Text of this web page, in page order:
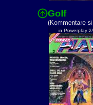
Golf
(Kommentare
in Powerplay